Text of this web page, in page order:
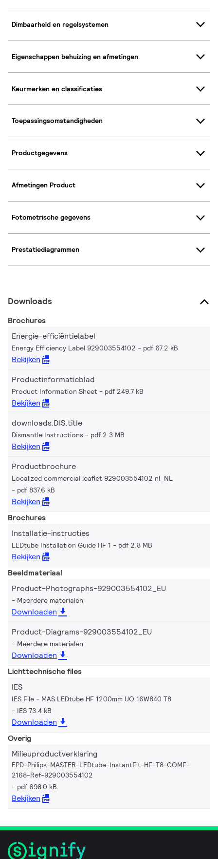
Dimbaarheid en regelsystemen
Eigenschappen behuizing en afmetingen
Keurmerken en classificaties
Toepassingsomstandigheden
Productgegevens
Afmetingen Product
Fotometrische gegevens
Prestatiediagrammen
Downloads
Brochures
Energie-efficiëntielabel
Energy Efficiency Label 929003554102 pdf 67.2 kB
Bekijken
Productinformatieblad
Product Information Sheet pdf 249.7 kB
Bekijken
downloads.DIS.title
Dismantle Instructions pdf 2.3 MB
Bekijken
Productbrochure
Localized commercial leaflet 929003554102 nl_NL
pdf 837.6 kB
Bekijken
Brochures
Installatie-instructies
LEDtube Installation Guide HF 1 pdf 2.8 MB
Bekijken
Beeldmateriaal
Product-Photographs-929003554102_EU
Meerdere materialen
Downloaden
Product-Diagrams-929003554102_EU
Meerdere materialen
Downloaden
Lichttechnische files
IES
IES File - MAS LEDtube HF 1200mm UO 16W840 T8
IES 73.4 kB
Downloaden
Overig
Milieuproductverklaring
EPD-Philips-MASTER-LEDtube-InstantFit-HF-T8-COMF-
2168-Ref-929003554102
pdf 698.0 kB
Bekijken